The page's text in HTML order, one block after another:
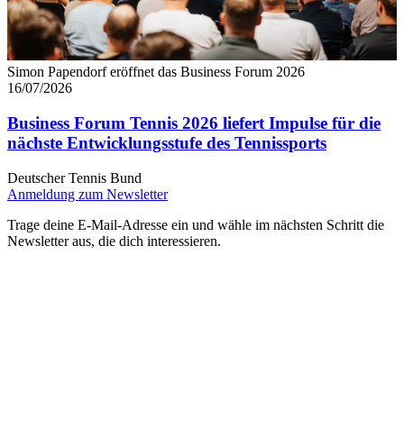
Simon Papendorf eröffnet das Business Forum 2026
16/07/2026
Business Forum Tennis 2026 liefert Impulse für die
nächste Entwicklungsstufe des Tennissports
Deutscher Tennis Bund
Anmeldung zum Newsletter
Trage deine E-Mail-Adresse ein und wähle im nächsten Schritt die
Newsletter aus, die dich interessieren.